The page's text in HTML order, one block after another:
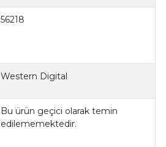
56218
Western Digital
Bu ürün geçici olarak temin
edilememektedir.